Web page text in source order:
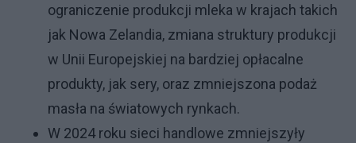
ograniczenie produkcji mleka w krajach takich
jak Nowa Zelandia, zmiana struktury produkcji
w Unii Europejskiej na bardziej opłacalne
produkty, jak sery, oraz zmniejszona podaż
masła na światowych rynkach.
W 2024 roku sieci handlowe zmniejszyły